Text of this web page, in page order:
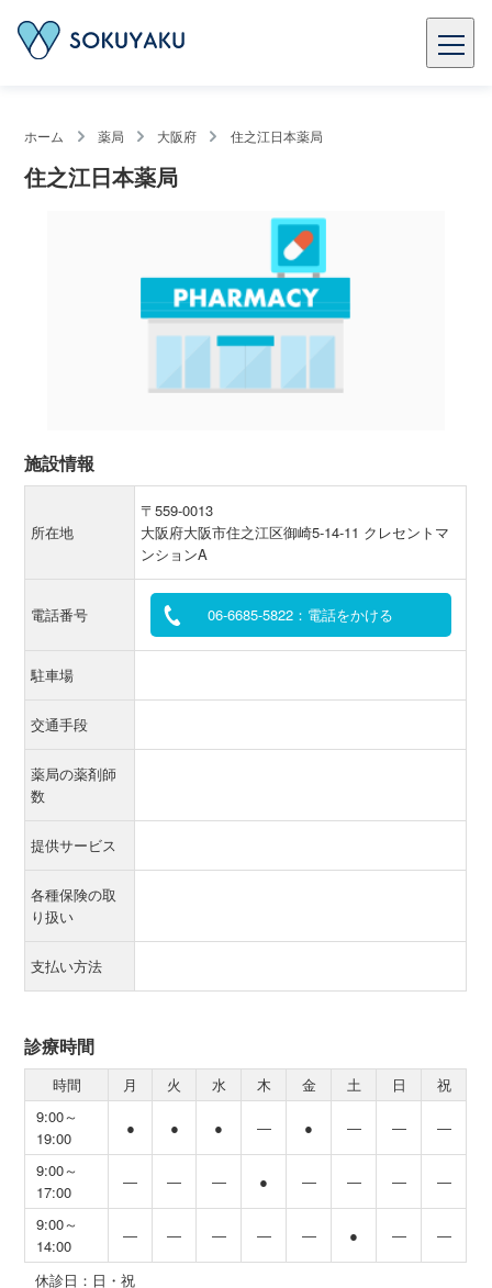
ホーム 薬局 大阪府 住之江日本薬局
住之江日本薬局
施設情報
所在地
〒559-0013
大阪府大阪市住之江区御崎5-14-11 クレセントマ
ンションA
電話番号 06-6685-5822：電話をかける
駐車場
交通手段
薬局の薬剤師
数
提供サービス
各種保険の取
り扱い
支払い方法
診療時間
時間 月 火 水 木 金 土 日
祝
9:00～
19:00
● ● ● ― ● ― ― ―
9:00～
17:00
― ― ― ● ― ― ― ―
9:00～
14:00
― ― ― ― ― ● ― ―
休診日：日・祝